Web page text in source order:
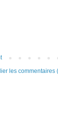
les commentaires